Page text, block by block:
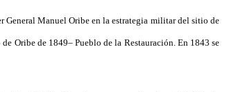
General Manuel Oribe en la estrategia militar del sitio de
Oribe de 1849– Pueblo de la Restauración. En 1843 se